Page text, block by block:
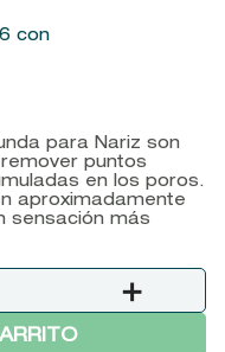
con
para Nariz son
puntos
en los poros.
aproximadamente
sensación más
＋